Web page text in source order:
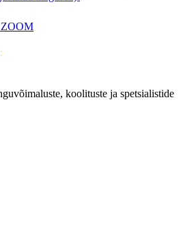
ZOOM
koolituste ja spetsialistide